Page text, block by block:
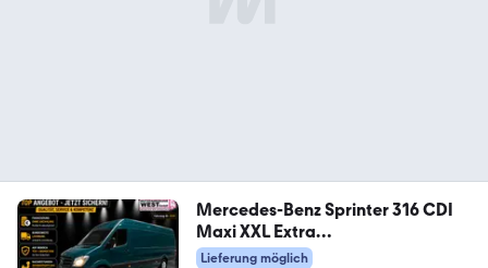
Mercedes-Benz Sprinter 316 CDI
Maxi XXL Extra
Lang+Hoch*1.Hand
Lieferung möglich